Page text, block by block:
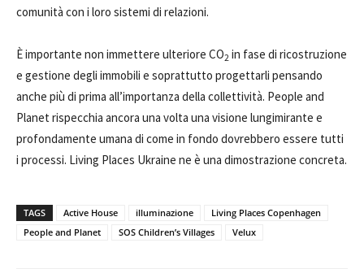
comunità con i loro sistemi di relazioni.
È importante non immettere ulteriore CO2 in fase di ricostruzione
e gestione degli immobili e soprattutto progettarli pensando
anche più di prima all’importanza della collettività. People and
Planet rispecchia ancora una volta una visione lungimirante e
profondamente umana di come in fondo dovrebbero essere tutti
i processi. Living Places Ukraine ne è una dimostrazione concreta.
TAGS Active House illuminazione
Living Places Copenhagen
People and Planet
SOS Children’s Villages Velux